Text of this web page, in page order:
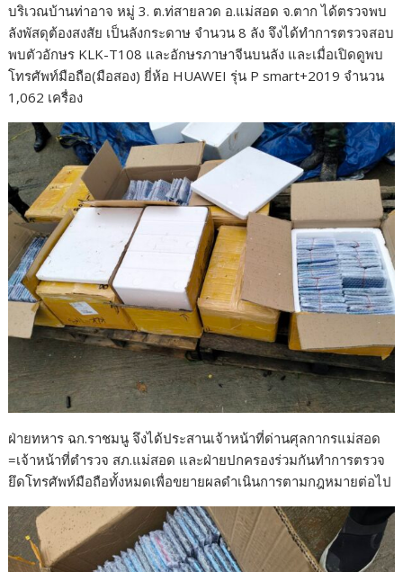
บริเวณบ้านท่าอาจ หมู่ 3. ต.ท่สายลวด อ.แม่สอด จ.ตาก ได้ตรวจพบ
ลังพัสดุต้องสงสัย เป็นลังกระดาษ จำนวน 8 ลัง จึงได้ทำการตรวจสอบ
พบตัวอักษร KLK-T108 และอักษรภาษาจีนบนลัง และเมื่อเปิดดูพบ
โทรศัพท์มือถือ(มือสอง) ยี่ห้อ HUAWEI รุ่น P smart+2019 จำนวน
1,062 เครื่อง
ฝ่ายทหาร ฉก.ราชมนู จึงได้ประสานเจ้าหน้าที่ด่านศุลกากรแม่สอด
=เจ้าหน้าที่ตำรวจ สภ.แม่สอด และฝ่ายปกครองร่วมกันทำการตรวจ
ยึดโทรศัพท์มือถือทั้งหมดเพื่อขยายผลดำเนินการตามกฎหมายต่อไป